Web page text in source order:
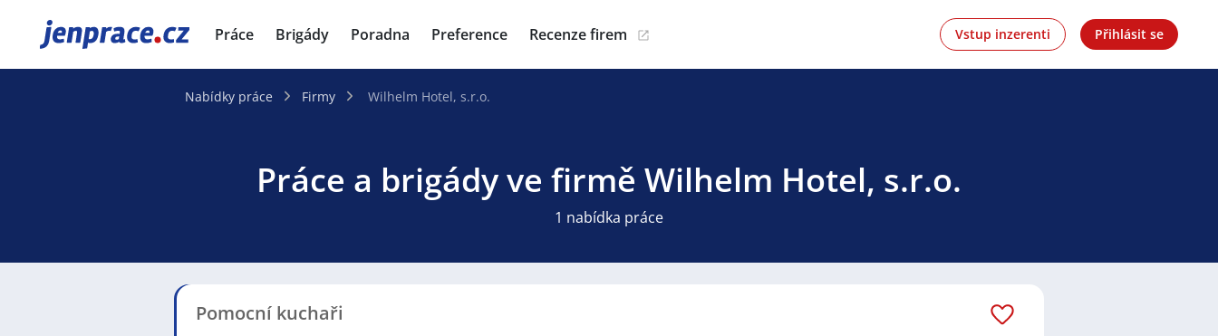
JenPráce.cz Práce Brigády Poradna Preference Recenze firem Vstup inzerenti Přihlásit se
Nabídky práce Firmy Wilhelm Hotel, s.r.o.
Práce a brigády ve firmě Wilhelm Hotel, s.r.o.
1 nabídka práce
Pomocní kuchaři